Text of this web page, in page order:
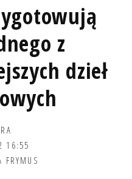
z
dzieł
16:55
FRYMUS